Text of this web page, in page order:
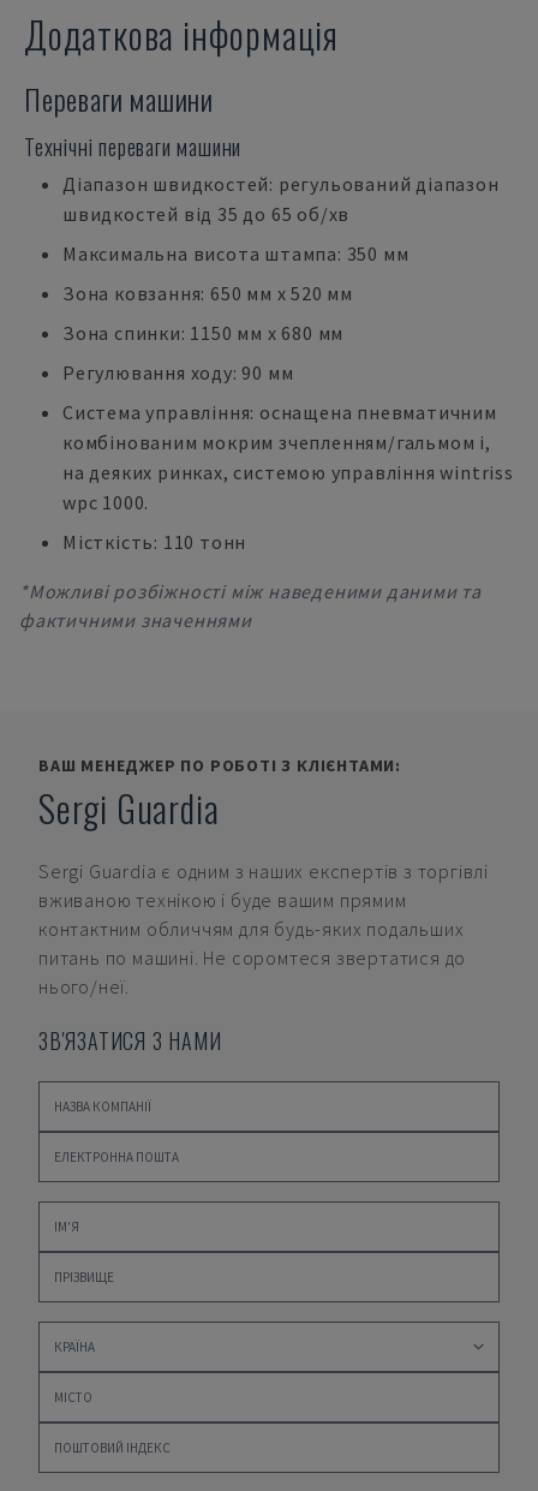
Додаткова інформація
Переваги машини
Технічні переваги машини
Діапазон швидкостей: регульований діапазон
швидкостей від 35 до 65 об/хв
Максимальна висота штампа: 350 мм
Зона ковзання: 650 мм x 520 мм
Зона спинки: 1150 мм x 680 мм
Регулювання ходу: 90 мм
Система управління: оснащена пневматичним
комбінованим мокрим зчепленням/гальмом і,
на деяких ринках, системою управління wintriss
wpc 1000.
Місткість: 110 тонн
*Можливі розбіжності між наведеними даними та
фактичними значеннями
ВАШ МЕНЕДЖЕР ПО РОБОТІ З КЛІЄНТАМИ:
Sergi Guardia
Sergi Guardia є одним з наших експертів з торгівлі
вживаною технікою і буде вашим прямим
контактним обличчям для будь-яких подальших
питань по машині. Не соромтеся звертатися до
нього/неї.
ЗВ'ЯЗАТИСЯ З НАМИ